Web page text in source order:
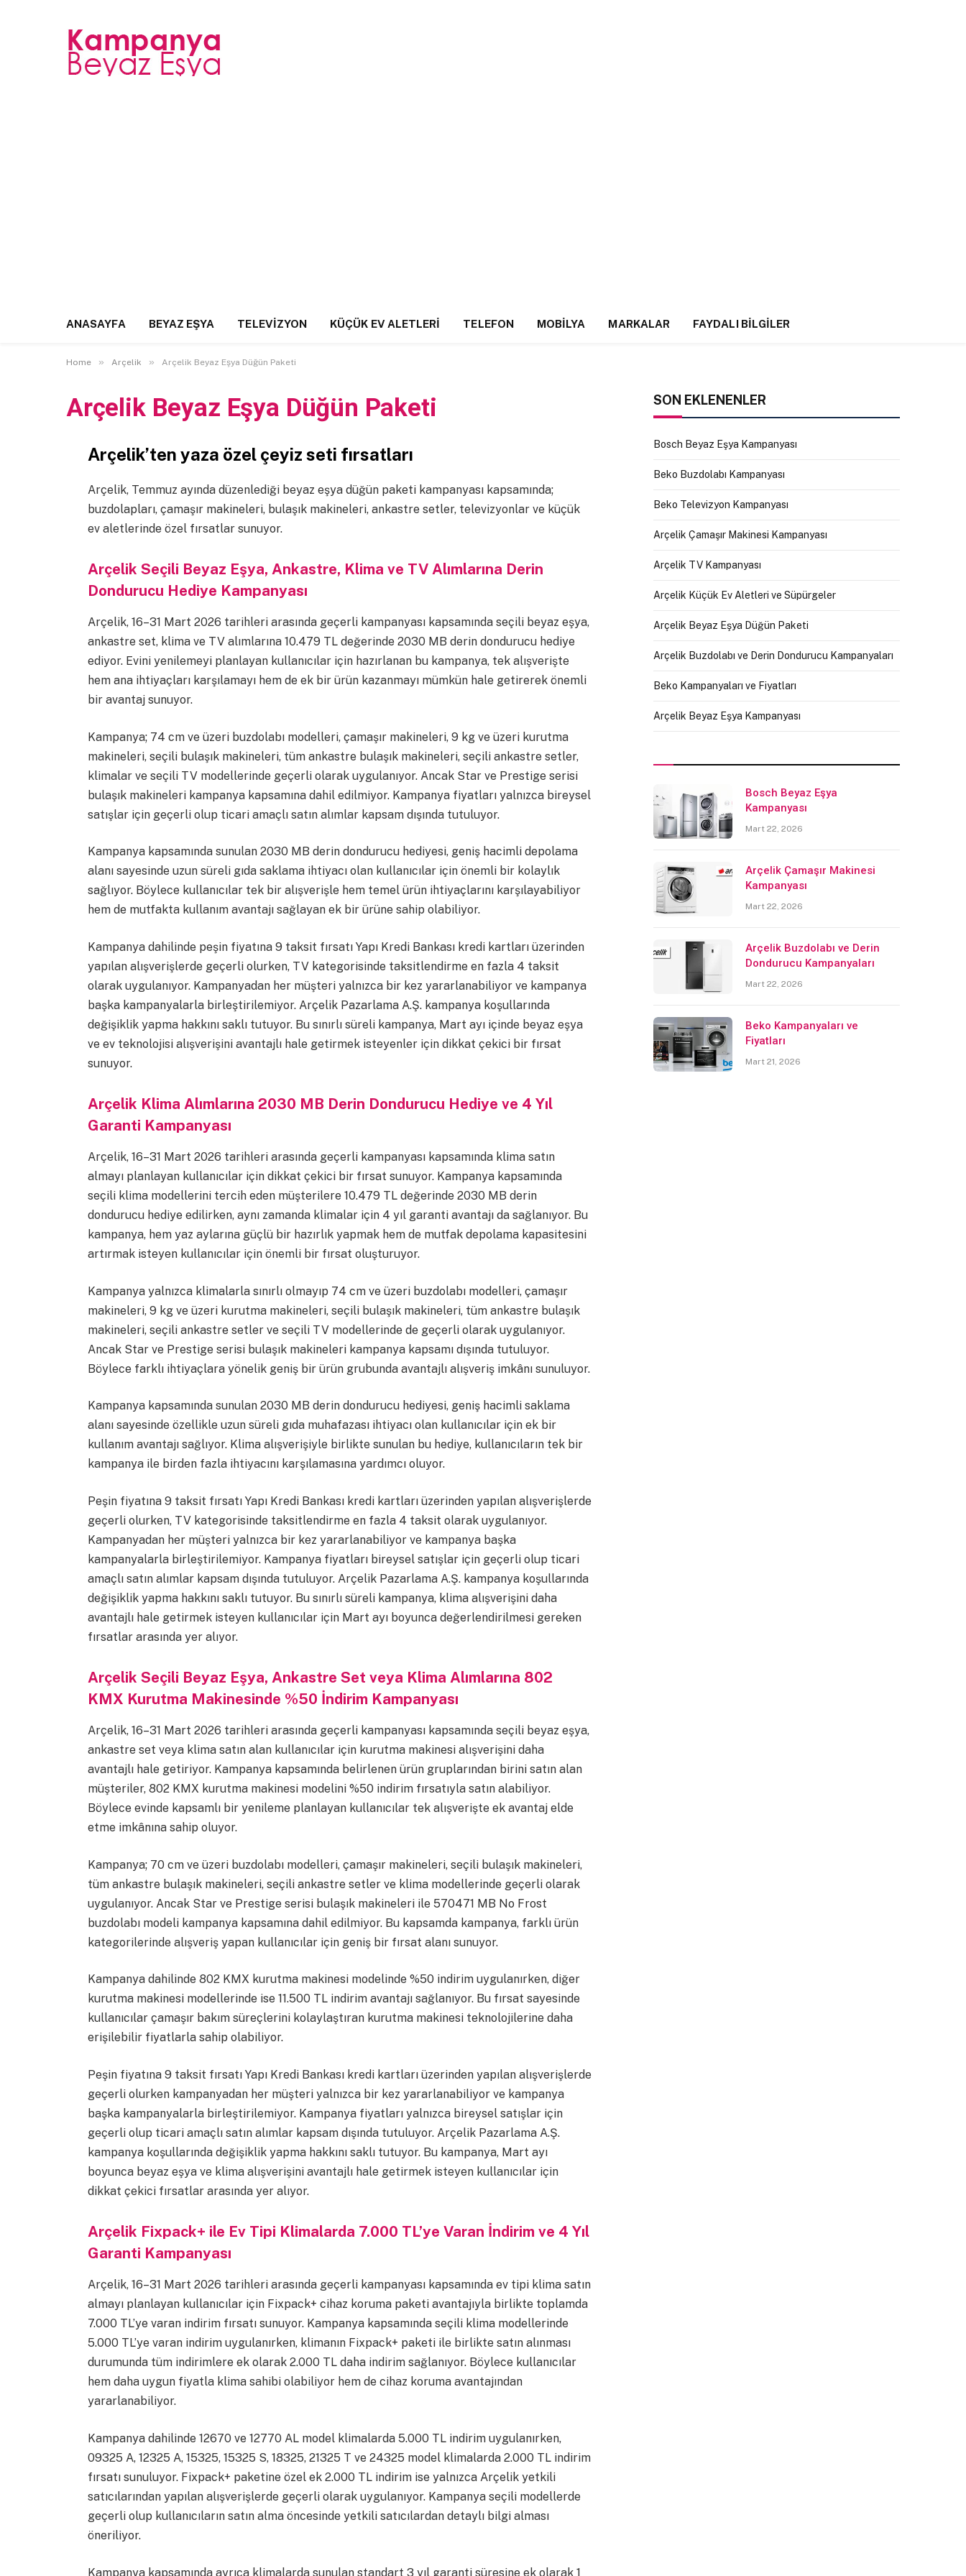
ANASAYFA BEYAZ EŞYA TELEVIZYON KÜÇÜK EV ALETLERI TELEFON MOBILYA MARKALAR FAYDALI BILGILER
Home » Arçelik » Arçelik Beyaz Eşya Düğün Paketi
Arçelik Beyaz Eşya Düğün Paketi
Arçelik’ten yaza özel çeyiz seti fırsatları
Arçelik, Temmuz ayında düzenlediği beyaz eşya düğün paketi kampanyası kapsamında;
buzdolapları, çamaşır makineleri, bulaşık makineleri, ankastre setler, televizyonlar ve küçük
ev aletlerinde özel fırsatlar sunuyor.
Arçelik Seçili Beyaz Eşya, Ankastre, Klima ve TV Alımlarına Derin
Dondurucu Hediye Kampanyası
Arçelik, 16–31 Mart 2026 tarihleri arasında geçerli kampanyası kapsamında seçili beyaz eşya,
ankastre set, klima ve TV alımlarına 10.479 TL değerinde 2030 MB derin dondurucu hediye
ediyor. Evini yenilemeyi planlayan kullanıcılar için hazırlanan bu kampanya, tek alışverişte
hem ana ihtiyaçları karşılamayı hem de ek bir ürün kazanmayı mümkün hale getirerek önemli
bir avantaj sunuyor.
Kampanya; 74 cm ve üzeri buzdolabı modelleri, çamaşır makineleri, 9 kg ve üzeri kurutma
makineleri, seçili bulaşık makineleri, tüm ankastre bulaşık makineleri, seçili ankastre setler,
klimalar ve seçili TV modellerinde geçerli olarak uygulanıyor. Ancak Star ve Prestige serisi
bulaşık makineleri kampanya kapsamına dahil edilmiyor. Kampanya fiyatları yalnızca bireysel
satışlar için geçerli olup ticari amaçlı satın alımlar kapsam dışında tutuluyor.
Kampanya kapsamında sunulan 2030 MB derin dondurucu hediyesi, geniş hacimli depolama
alanı sayesinde uzun süreli gıda saklama ihtiyacı olan kullanıcılar için önemli bir kolaylık
sağlıyor. Böylece kullanıcılar tek bir alışverişle hem temel ürün ihtiyaçlarını karşılayabiliyor
hem de mutfakta kullanım avantajı sağlayan ek bir ürüne sahip olabiliyor.
Kampanya dahilinde peşin fiyatına 9 taksit fırsatı Yapı Kredi Bankası kredi kartları üzerinden
yapılan alışverişlerde geçerli olurken, TV kategorisinde taksitlendirme en fazla 4 taksit
olarak uygulanıyor. Kampanyadan her müşteri yalnızca bir kez yararlanabiliyor ve kampanya
başka kampanyalarla birleştirilemiyor. Arçelik Pazarlama A.Ş. kampanya koşullarında
değişiklik yapma hakkını saklı tutuyor. Bu sınırlı süreli kampanya, Mart ayı içinde beyaz eşya
ve ev teknolojisi alışverişini avantajlı hale getirmek isteyenler için dikkat çekici bir fırsat
sunuyor.
Arçelik Klima Alımlarına 2030 MB Derin Dondurucu Hediye ve 4 Yıl
Garanti Kampanyası
Arçelik, 16–31 Mart 2026 tarihleri arasında geçerli kampanyası kapsamında klima satın
almayı planlayan kullanıcılar için dikkat çekici bir fırsat sunuyor. Kampanya kapsamında
seçili klima modellerini tercih eden müşterilere 10.479 TL değerinde 2030 MB derin
dondurucu hediye edilirken, aynı zamanda klimalar için 4 yıl garanti avantajı da sağlanıyor. Bu
kampanya, hem yaz aylarına güçlü bir hazırlık yapmak hem de mutfak depolama kapasitesini
artırmak isteyen kullanıcılar için önemli bir fırsat oluşturuyor.
Kampanya yalnızca klimalarla sınırlı olmayıp 74 cm ve üzeri buzdolabı modelleri, çamaşır
makineleri, 9 kg ve üzeri kurutma makineleri, seçili bulaşık makineleri, tüm ankastre bulaşık
makineleri, seçili ankastre setler ve seçili TV modellerinde de geçerli olarak uygulanıyor.
Ancak Star ve Prestige serisi bulaşık makineleri kampanya kapsamı dışında tutuluyor.
Böylece farklı ihtiyaçlara yönelik geniş bir ürün grubunda avantajlı alışveriş imkânı sunuluyor.
Kampanya kapsamında sunulan 2030 MB derin dondurucu hediyesi, geniş hacimli saklama
alanı sayesinde özellikle uzun süreli gıda muhafazası ihtiyacı olan kullanıcılar için ek bir
kullanım avantajı sağlıyor. Klima alışverişiyle birlikte sunulan bu hediye, kullanıcıların tek bir
kampanya ile birden fazla ihtiyacını karşılamasına yardımcı oluyor.
Peşin fiyatına 9 taksit fırsatı Yapı Kredi Bankası kredi kartları üzerinden yapılan alışverişlerde
geçerli olurken, TV kategorisinde taksitlendirme en fazla 4 taksit olarak uygulanıyor.
Kampanyadan her müşteri yalnızca bir kez yararlanabiliyor ve kampanya başka
kampanyalarla birleştirilemiyor. Kampanya fiyatları bireysel satışlar için geçerli olup ticari
amaçlı satın alımlar kapsam dışında tutuluyor. Arçelik Pazarlama A.Ş. kampanya koşullarında
değişiklik yapma hakkını saklı tutuyor. Bu sınırlı süreli kampanya, klima alışverişini daha
avantajlı hale getirmek isteyen kullanıcılar için Mart ayı boyunca değerlendirilmesi gereken
fırsatlar arasında yer alıyor.
Arçelik Seçili Beyaz Eşya, Ankastre Set veya Klima Alımlarına 802
KMX Kurutma Makinesinde %50 İndirim Kampanyası
Arçelik, 16–31 Mart 2026 tarihleri arasında geçerli kampanyası kapsamında seçili beyaz eşya,
ankastre set veya klima satın alan kullanıcılar için kurutma makinesi alışverişini daha
avantajlı hale getiriyor. Kampanya kapsamında belirlenen ürün gruplarından birini satın alan
müşteriler, 802 KMX kurutma makinesi modelini %50 indirim fırsatıyla satın alabiliyor.
Böylece evinde kapsamlı bir yenileme planlayan kullanıcılar tek alışverişte ek avantaj elde
etme imkânına sahip oluyor.
Kampanya; 70 cm ve üzeri buzdolabı modelleri, çamaşır makineleri, seçili bulaşık makineleri,
tüm ankastre bulaşık makineleri, seçili ankastre setler ve klima modellerinde geçerli olarak
uygulanıyor. Ancak Star ve Prestige serisi bulaşık makineleri ile 570471 MB No Frost
buzdolabı modeli kampanya kapsamına dahil edilmiyor. Bu kapsamda kampanya, farklı ürün
kategorilerinde alışveriş yapan kullanıcılar için geniş bir fırsat alanı sunuyor.
Kampanya dahilinde 802 KMX kurutma makinesi modelinde %50 indirim uygulanırken, diğer
kurutma makinesi modellerinde ise 11.500 TL indirim avantajı sağlanıyor. Bu fırsat sayesinde
kullanıcılar çamaşır bakım süreçlerini kolaylaştıran kurutma makinesi teknolojilerine daha
erişilebilir fiyatlarla sahip olabiliyor.
Peşin fiyatına 9 taksit fırsatı Yapı Kredi Bankası kredi kartları üzerinden yapılan alışverişlerde
geçerli olurken kampanyadan her müşteri yalnızca bir kez yararlanabiliyor ve kampanya
başka kampanyalarla birleştirilemiyor. Kampanya fiyatları yalnızca bireysel satışlar için
geçerli olup ticari amaçlı satın alımlar kapsam dışında tutuluyor. Arçelik Pazarlama A.Ş.
kampanya koşullarında değişiklik yapma hakkını saklı tutuyor. Bu kampanya, Mart ayı
boyunca beyaz eşya ve klima alışverişini avantajlı hale getirmek isteyen kullanıcılar için
dikkat çekici fırsatlar arasında yer alıyor.
Arçelik Fixpack+ ile Ev Tipi Klimalarda 7.000 TL’ye Varan İndirim ve 4 Yıl
Garanti Kampanyası
Arçelik, 16–31 Mart 2026 tarihleri arasında geçerli kampanyası kapsamında ev tipi klima satın
almayı planlayan kullanıcılar için Fixpack+ cihaz koruma paketi avantajıyla birlikte toplamda
7.000 TL’ye varan indirim fırsatı sunuyor. Kampanya kapsamında seçili klima modellerinde
5.000 TL’ye varan indirim uygulanırken, klimanın Fixpack+ paketi ile birlikte satın alınması
durumunda tüm indirimlere ek olarak 2.000 TL daha indirim sağlanıyor. Böylece kullanıcılar
hem daha uygun fiyatla klima sahibi olabiliyor hem de cihaz koruma avantajından
yararlanabiliyor.
Kampanya dahilinde 12670 ve 12770 AL model klimalarda 5.000 TL indirim uygulanırken,
09325 A, 12325 A, 15325, 15325 S, 18325, 21325 T ve 24325 model klimalarda 2.000 TL indirim
fırsatı sunuluyor. Fixpack+ paketine özel ek 2.000 TL indirim ise yalnızca Arçelik yetkili
satıcılarından yapılan alışverişlerde geçerli olarak uygulanıyor. Kampanya seçili modellerde
geçerli olup kullanıcıların satın alma öncesinde yetkili satıcılardan detaylı bilgi alması
öneriliyor.
Kampanya kapsamında ayrıca klimalarda sunulan standart 3 yıl garanti süresine ek olarak 1
SON EKLENENLER
Bosch Beyaz Eşya Kampanyası
Beko Buzdolabı Kampanyası
Beko Televizyon Kampanyası
Arçelik Çamaşır Makinesi Kampanyası
Arçelik TV Kampanyası
Arçelik Küçük Ev Aletleri ve Süpürgeler
Arçelik Beyaz Eşya Düğün Paketi
Arçelik Buzdolabı ve Derin Dondurucu Kampanyaları
Beko Kampanyaları ve Fiyatları
Arçelik Beyaz Eşya Kampanyası
Bosch Beyaz Eşya
Kampanyası
Mart 22, 2026
Arçelik Çamaşır Makinesi
Kampanyası
Mart 22, 2026
Arçelik Buzdolabı ve Derin
Dondurucu Kampanyaları
Mart 22, 2026
Beko Kampanyaları ve
Fiyatları
Mart 21, 2026